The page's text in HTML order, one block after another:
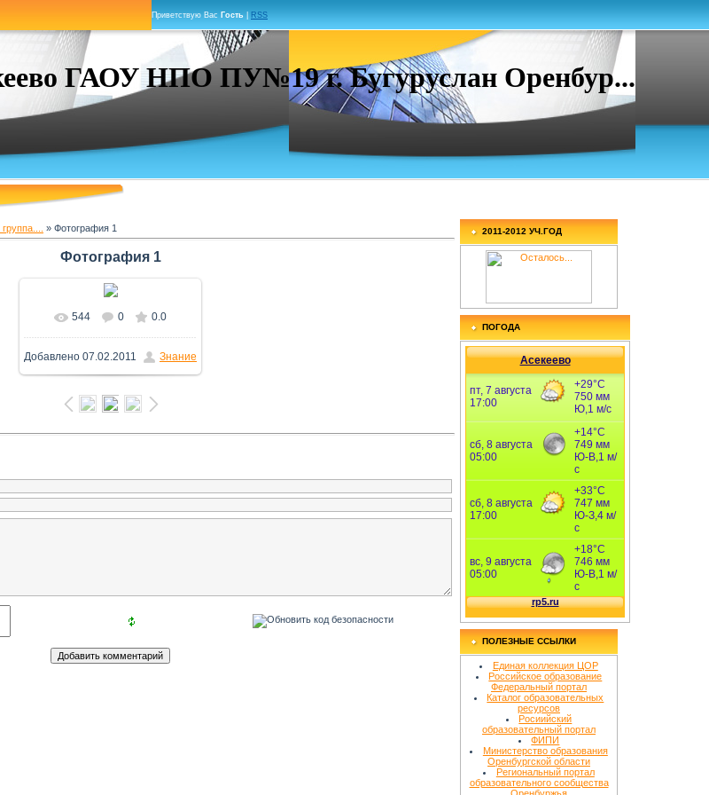
Приветствую Вас Гость RSS
ГАОУ НПО ПУ№19 г. Бугуруслан Оренбур...
» Фотография 1
Фотография 1
В реальном размере
1600x1200/ 256.9Kb
544 0 0.0
Добавлено 07.02.2011 Знание
2011-2012 УЧ.ГОД
ПОГОДА
Асекеево
ПОЛЕЗНЫЕ ССЫЛКИ
Единая коллекция ЦОР
Российское образование
Федеральный портал
Каталог образовательных
ресурсов
Росиийский
образовательный портал
ФИПИ
Министерство образования
Оренбургской области
Региональный портал
образовательного сообщества